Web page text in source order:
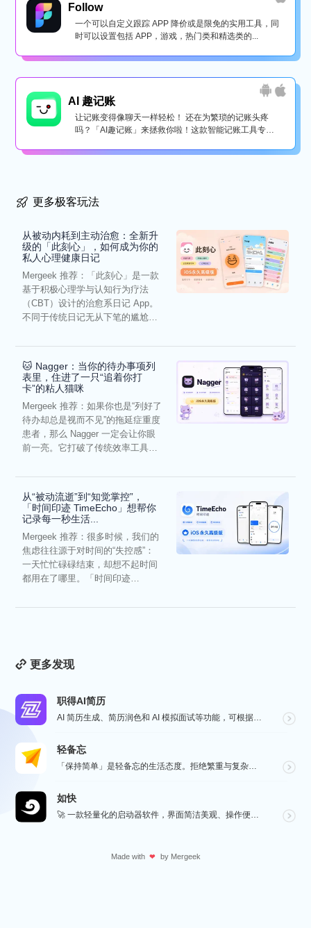
Follow
一个可以自定义跟踪 APP 降价或是限免的实用工具，同
时可以设置包括 APP，游戏，热门类和精选类的...
AI 趣记账
让记账变得像聊天一样轻松！ 还在为繁琐的记账头疼
吗？「AI趣记账」来拯救你啦！这款智能记账工具专为
更多极客玩法
从被动内耗到主动治愈：全新升
级的「此刻心」，如何成为你的
私人心理健康日记
Mergeek 推荐：「此刻心」是一款
基于积极心理学与认知行为疗法
（CBT）设计的治愈系日记 App。
不同于传统日记无从下笔的尴尬，
🐱 Nagger：当你的待办事项列
表里，住进了一只“追着你打
卡”的粘人猫咪
Mergeek 推荐：如果你也是“列好了
待办却总是视而不见”的拖延症重度
患者，那么 Nagger 一定会让你眼
前一亮。它打破了传统效率工具冰
从“被动流逝”到“知觉掌控”，
「时间印迹 TimeEcho」想帮你
记录每一秒生活...
Mergeek 推荐：很多时候，我们的
焦虑往往源于对时间的“失控感”：
一天忙忙碌碌结束，却想不起时间
都用在了哪里。「时间印迹
更多发现
职得AI简历
AI 简历生成、简历润色和 AI 模拟面试等功能，可根据指定的求职岗位，一键快速生成高匹配的简历内容...
轻备忘
「保持简单」是轻备忘的生活态度。拒绝繁重与复杂，致力于快速记录与回顾，打造如轻风拂面、水过无痕的使用...
如快
🚀 一款轻量化的启动器软件，界面简洁美观、操作便捷，并且支持插件开发。支持全键盘操作。开发者目前处于...
Made with ❤ by Mergeek